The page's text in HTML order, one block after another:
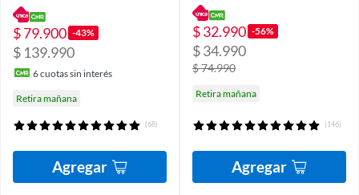
$ 79.900 -43%
$ 139.990
6cuotas sin interés
Retira mañana
(68)
Agregar
$ 32.990 -56%
$ 34.990
$ 74.990
Retira mañana
(146)
Agregar